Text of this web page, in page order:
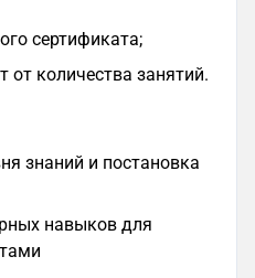
сертификата;
от количества занятий.
знаний и постановка
навыков для